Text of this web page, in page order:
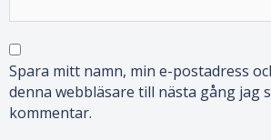
Spara mitt namn, min e-postadress
denna webbläsare till nästa gång jag
kommentar.